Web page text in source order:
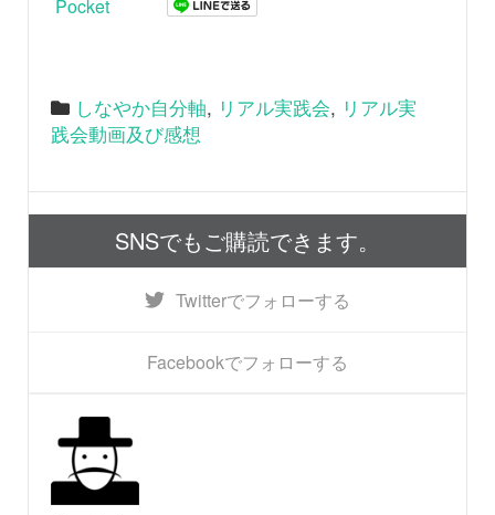
Pocket
しなやか自分軸, リアル実践会, リアル実
践会動画及び感想
SNSでもご購読できます。
Twitterでフォローする
Facebookでフォローする